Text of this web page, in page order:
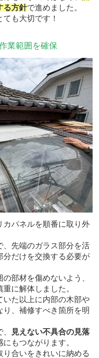
る方針で進めました。
も大切です！
業範囲を確保
カパネルを順番に取り外
、先端のガラス部分を活
分だけを交換する必要が
部材を傷めないよう、
に解体しました。
いた以上に内部の木部や
、補修すべき箇所を明
見えない不具合の見落
にもつながります。
合いをきれいに納める